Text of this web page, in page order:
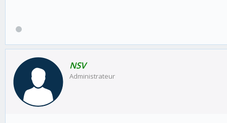
NSV
Administrateur